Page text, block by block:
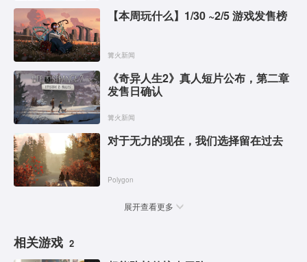
【本周玩什么】1/30 ~2/5 游戏发售榜
篝火新闻
《奇异人生2》真人短片公布，第二章
发售日确认
篝火新闻
对于无力的现在，我们选择留在过去
Polygon
展开查看更多
相关游戏 2